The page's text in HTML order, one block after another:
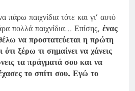
πάρω παιχνίδια τότε και γι’ αυτό
πολλά παιχνίδια… Επίσης, ένας
να προστατεύεται η πρώτη
ξέρω τι σημαίνει να χάνεις
τα πράγματά σου και να
το σπίτι σου. Εγώ το